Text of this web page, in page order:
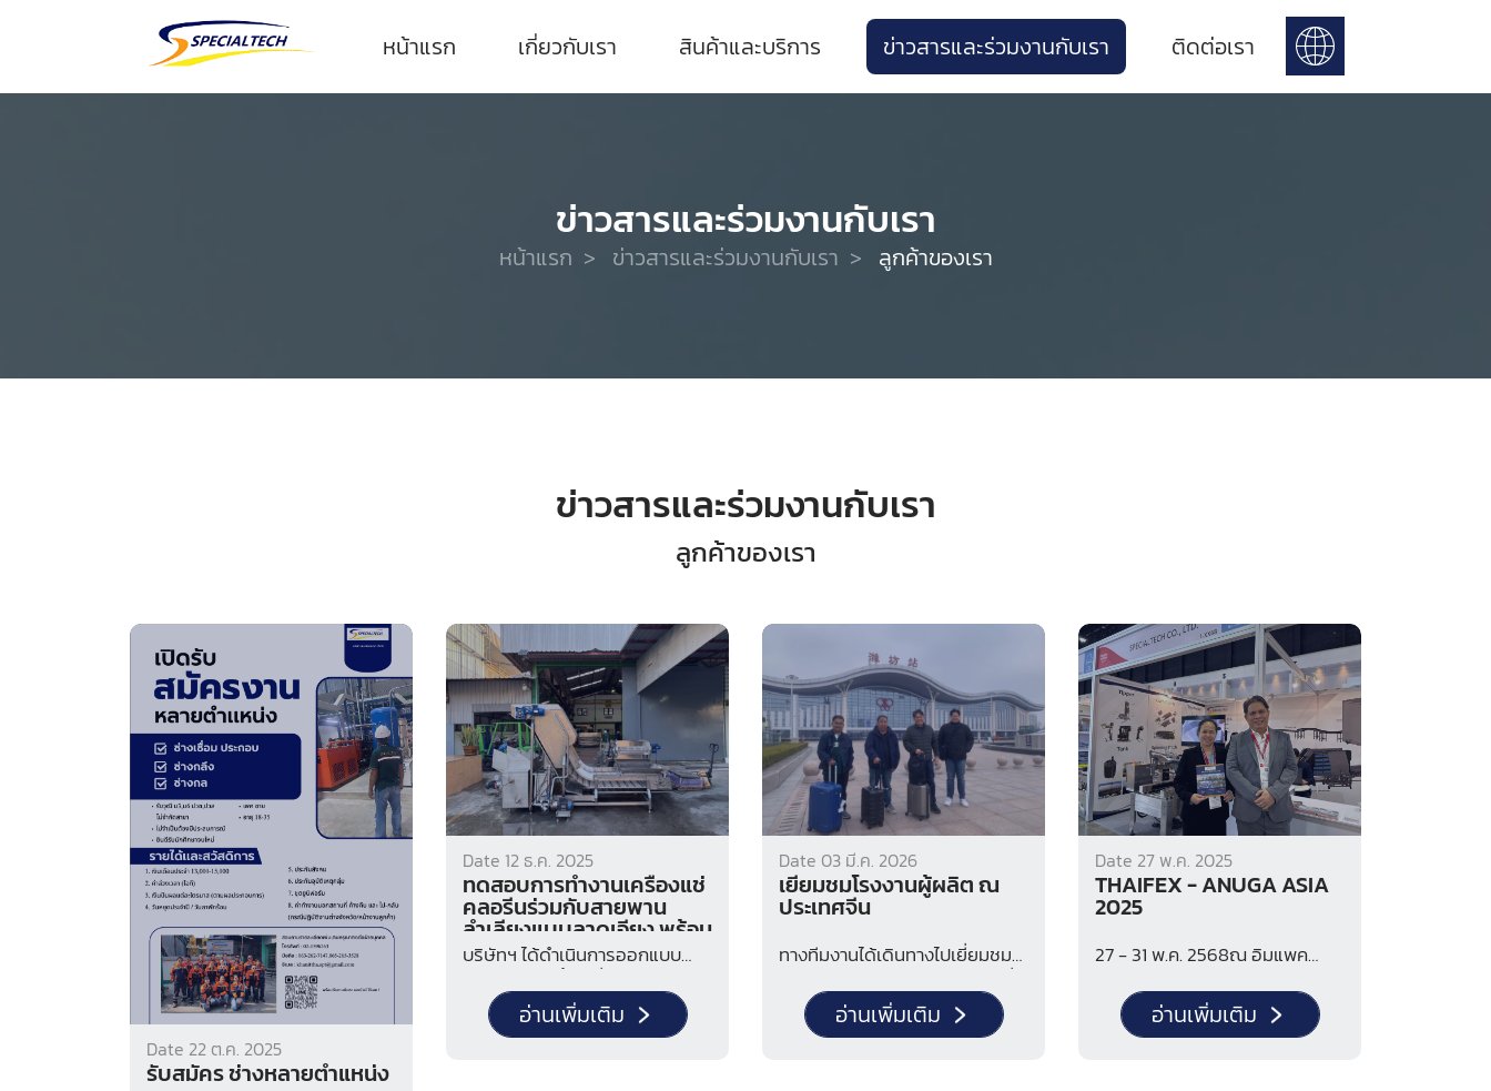
หน้าแรก เกี่ยวกับเรา สินค้าและบริการ ข่าวสารและร่วมงานกับเรา ติดต่อเรา
ข่าวสารและร่วมงานกับเรา
หน้าแรก > ข่าวสารและร่วมงานกับเรา > ลูกค้าของเรา
ข่าวสารและร่วมงานกับเรา
ลูกค้าของเรา
Date 22 ต.ค. 2025
รับสมัคร ช่างหลายตำแหน่ง
Date 12 ธ.ค. 2025
ทดสอบการทำงานเครื่องแช่
คลอรีนร่วมกับสายพาน
ลำเลียงแบบลาดเอียง พร้อม
ระบบล้างคลอรีน ก่อนส่ง
บริษัทฯ ได้ดำเนินการออกแบบ
ผลิต และติดตั้งเครื่องแช่คลอรีน
ร่วมกับสายพานลำเลียงผลิตภัณฑ์
แบบลาดเอียง พร้อมระบบล้าง
อ่านเพิ่มเติม
Date 03 มี.ค. 2026
เยี่ยมชมโรงงานผู้ผลิต ณ
ประเทศจีน
ทางทีมงานได้เดินทางไปเยี่ยมชม
โรงงานผู้ผลิต ณ ประเทศจีน เพื่อ
ตรวจสอบกระบวนการผลิต
มาตรฐานเครื่องจักร และหารือ
อ่านเพิ่มเติม
Date 27 พ.ค. 2025
THAIFEX - ANUGA ASIA
2025
27 - 31 พ.ค. 2568ณ อิมแพค
อ่านเพิ่มเติม